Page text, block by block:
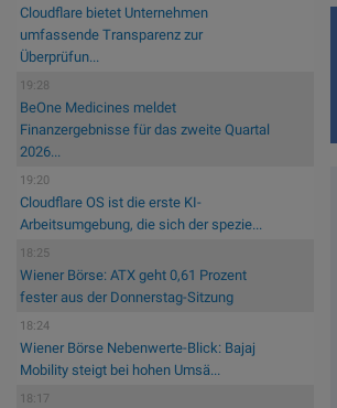
Cloudflare bietet Unternehmen
umfassende Transparenz zur
Überprüfun...
19:28
BeOne Medicines meldet
Finanzergebnisse für das zweite Quartal
2026...
19:20
Cloudflare OS ist die erste KI-
Arbeitsumgebung, die sich der spezie...
18:25
Wiener Börse: ATX geht 0,61 Prozent
fester aus der Donnerstag-Sitzung
18:24
Wiener Börse Nebenwerte-Blick: Bajaj
Mobility steigt bei hohen Umsä...
18:17